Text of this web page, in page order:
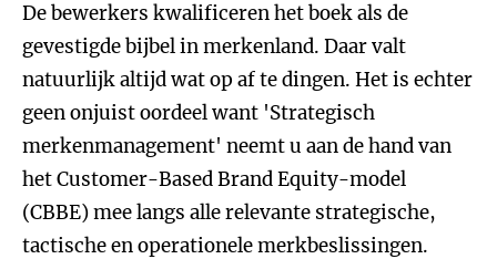
De bewerkers kwalificeren het boek als de
gevestigde bijbel in merkenland. Daar valt
natuurlijk altijd wat op af te dingen. Het is echter
geen onjuist oordeel want 'Strategisch
merkenmanagement' neemt u aan de hand van
het Customer-Based Brand Equity-model
(CBBE) mee langs alle relevante strategische,
tactische en operationele merkbeslissingen.